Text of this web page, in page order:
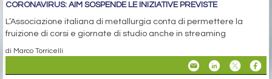
CORONAVIRUS: AIM SOSPENDE LE INIZIATIVE PREVISTE
L’Associazione italiana di metallurgia conta di permettere la
fruizione di corsi e giornate di studio anche in streaming
di Marco Torricelli